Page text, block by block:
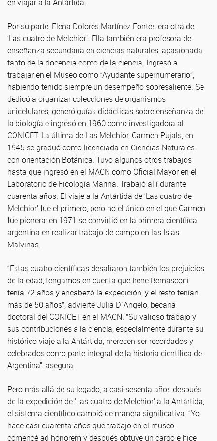
en viajar a la Antártida.
Por su parte, Elena Dolores Martínez Fontes era otra de
‘Las cuatro de Melchior’. Ella también era profesora de
enseñanza secundaria en ciencias naturales, apasionada
tanto de la docencia como de la ciencia. Ingresó a
trabajar en el Museo como “Ayudante supernumerario”,
habiendo tenido siempre un desempeño sobresaliente. Se
dedicó a organizar colecciones de organismos
unicelulares, generó guías didácticas sobre enseñanza de
la biología e ingresó en 1960 como investigadora al
CONICET. La última de Las Melchior, Carmen Pujals, en
1945 se graduó como licenciada en Ciencias Naturales
con orientación Botánica. Tuvo algunos otros trabajos
hasta que ingresó en el MACN como Oficial Mayor en el
Laboratorio de Ficología Marina. Trabajó allí durante
cuarenta años. El viaje a la Antártida de ‘Las cuatro de
Melchior’ fue el primero, pero no el único en el que Carmen
fue pionera: en 1971 se convirtió en la primera científica
argentina en realizar trabajo de campo en las Islas
Malvinas.
“Estas cuatro científicas desafiaron también los prejuicios
de la edad, tengamos en cuenta que Irene Bernasconi
tenía 72 años y encabezó la expedición, y el resto tenían
más de 50 años”, advierte Julia D´Angelo, becaria
doctoral del CONICET en el MACN. “Su valioso trabajo y
sus contribuciones a la ciencia, especialmente durante su
histórico viaje a la Antártida, merecen ser recordados y
celebrados como parte integral de la historia científica de
Argentina”, asegura.
Pero más allá de su legado, a casi sesenta años después
de la expedición de ‘Las cuatro de Melchior’ a la Antártida,
el sistema científico cambió de manera significativa. “Yo
hace casi cuarenta años que trabajo en el museo,
comencé ad honorem y después obtuve un cargo e hice